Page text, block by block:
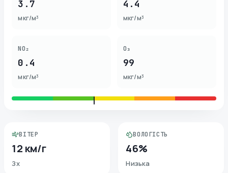
3.7
мкг/м³
4.4
мкг/м³
NO₂
0.4
мкг/м³
O₃
99
мкг/м³
ВІТЕР
12 км/г
Зх
ВОЛОГІСТЬ
46%
Низька